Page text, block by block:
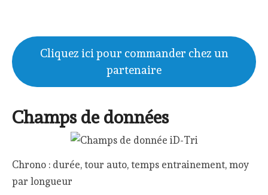
Cliquez ici pour commander chez un
partenaire
Champs de données
Chrono : durée, tour auto, temps entrainement, moy
par longueur